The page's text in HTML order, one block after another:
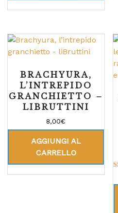
BRACHYURA,
L’INTREPIDO
GRANCHIETTO –
LIBRUTTINI
8,00€
AGGIUNGI AL
CARRELLO